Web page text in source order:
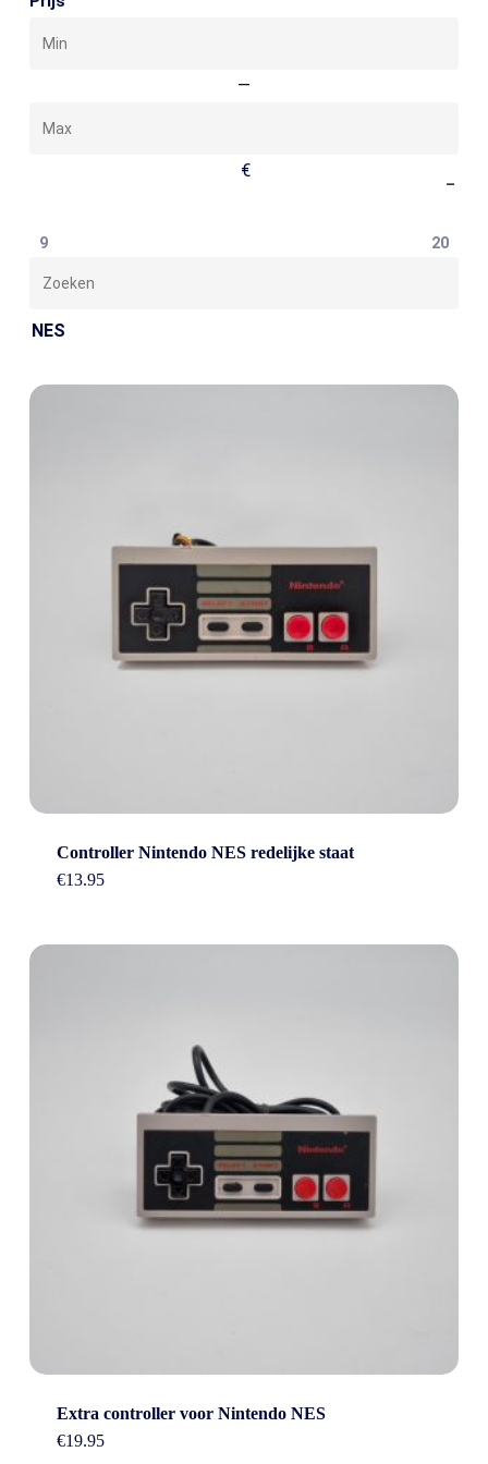
Min
—Max
€
–
9 20
Zoeken
NES
Controller Nintendo NES redelijke staat
€13.95
Extra controller voor Nintendo NES
€19.95